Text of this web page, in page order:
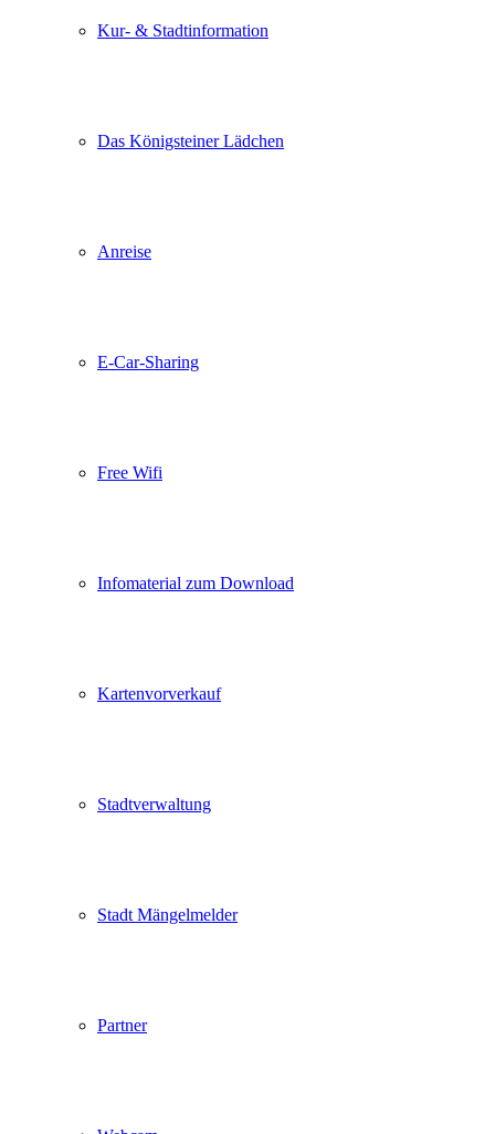
Kur- & Stadtinformation
Das Königsteiner Lädchen
Anreise
E-Car-Sharing
Free Wifi
Infomaterial zum Download
Kartenvorverkauf
Stadtverwaltung
Stadt Mängelmelder
Partner